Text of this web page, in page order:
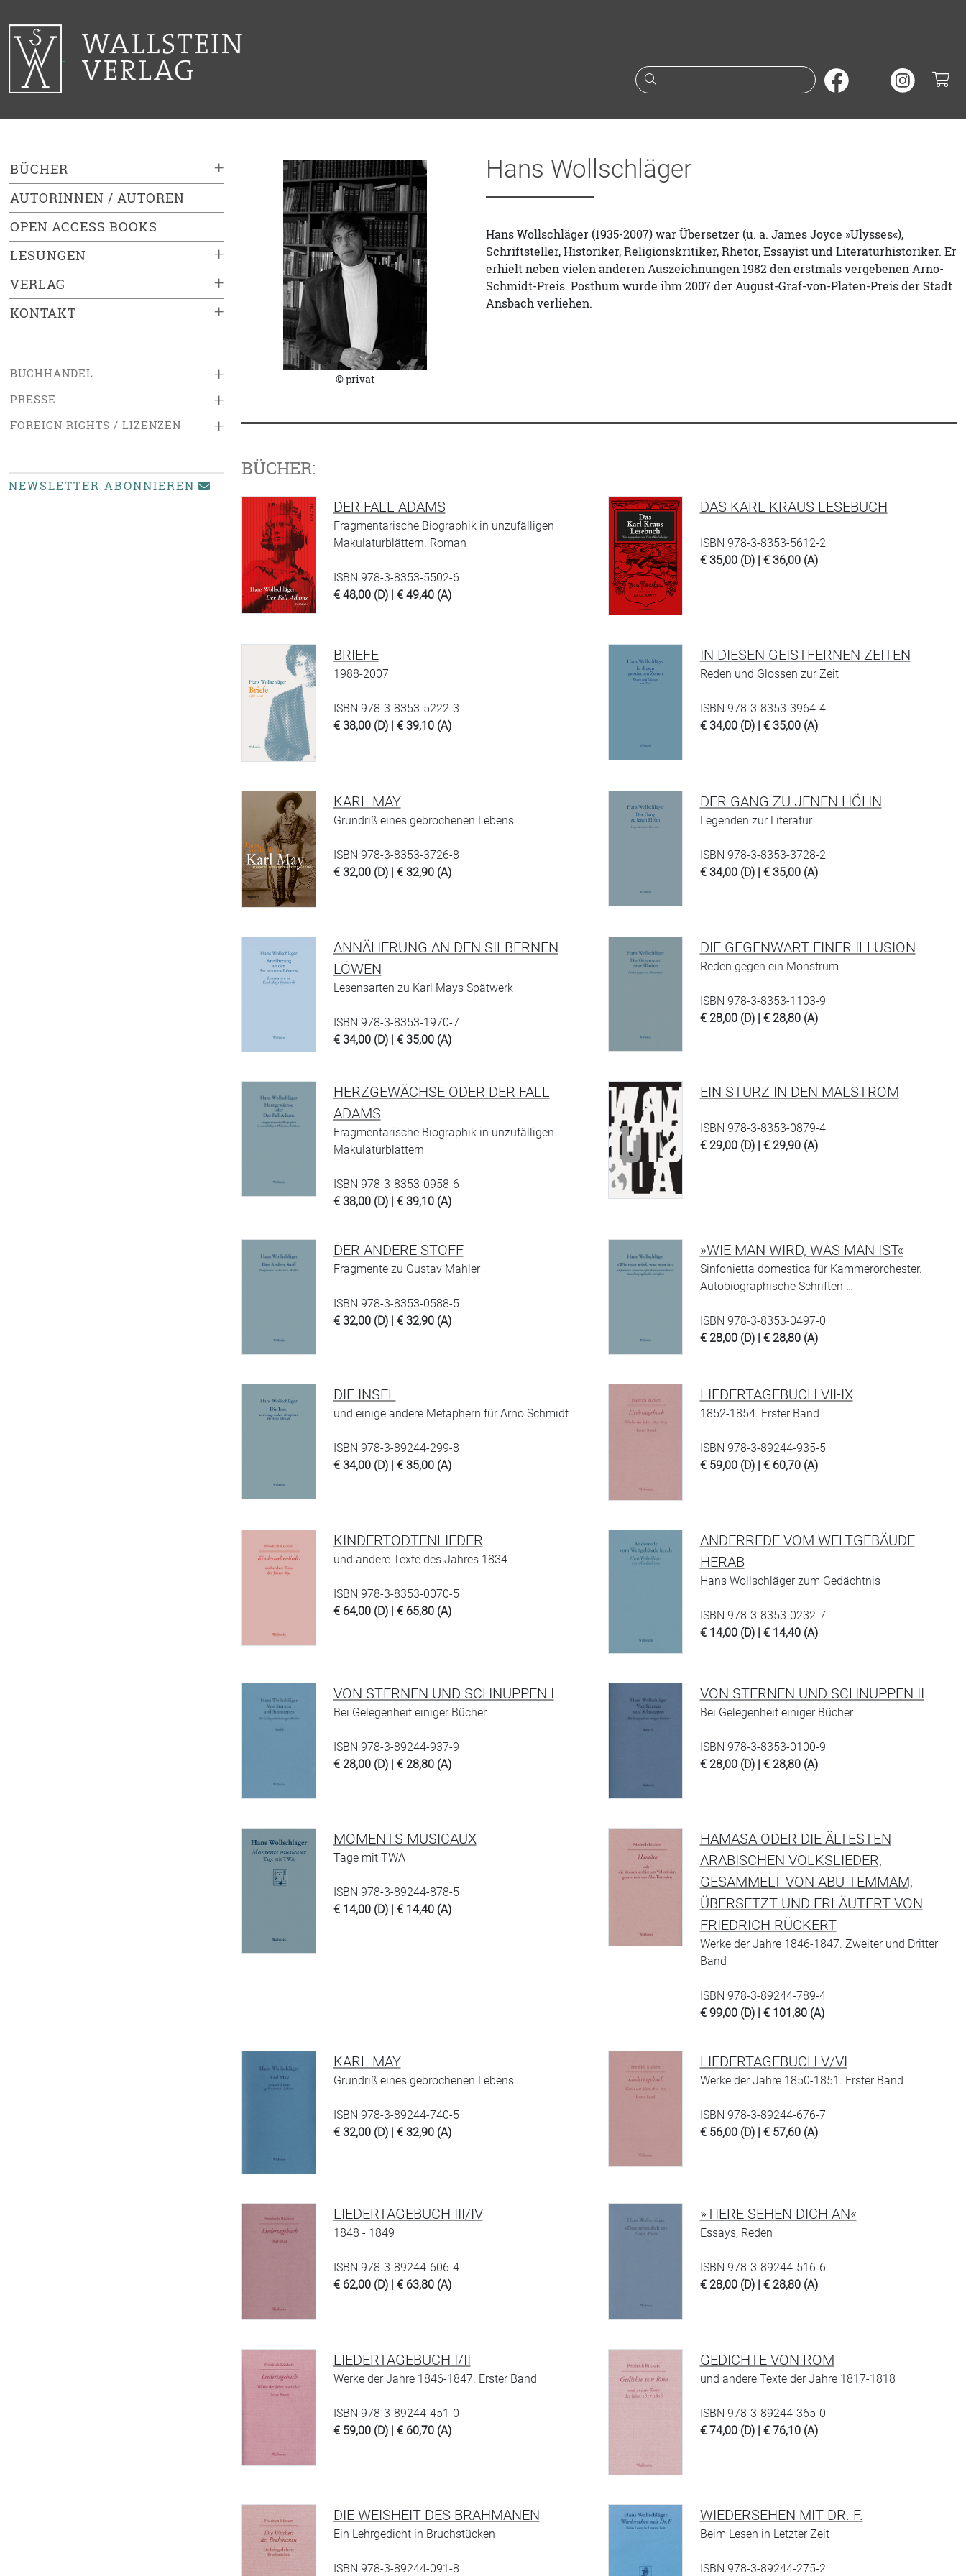
Suche nach Büchern oder
+
BÜCHER
AUTORINNEN / AUTOREN
OPEN ACCESS BOOKS
+
LESUNGEN
+
VERLAG
+
KONTAKT
+
BUCHHANDEL
+
PRESSE
+
FOREIGN RIGHTS / LIZENZEN
NEWSLETTER ABONNIEREN
© privat
Hans Wollschläger
Hans Wollschläger (1935-2007) war Übersetzer (u. a. James Joyce »Ulysses«),
Schriftsteller, Historiker, Religionskritiker, Rhetor, Essayist und Literaturhistoriker. Er
erhielt neben vielen anderen Auszeichnungen 1982 den erstmals vergebenen Arno-
Schmidt-Preis. Posthum wurde ihm 2007 der August-Graf-von-Platen-Preis der Stadt
Ansbach verliehen.
BÜCHER:
DER FALL ADAMS
Fragmentarische Biographik in unzufälligen
Makulaturblättern. Roman
ISBN 978-3-8353-5502-6
€ 48,00 (D) | € 49,40 (A)
DAS KARL KRAUS LESEBUCH
ISBN 978-3-8353-5612-2
€ 35,00 (D) | € 36,00 (A)
BRIEFE
1988-2007
ISBN 978-3-8353-5222-3
€ 38,00 (D) | € 39,10 (A)
IN DIESEN GEISTFERNEN ZEITEN
Reden und Glossen zur Zeit
ISBN 978-3-8353-3964-4
€ 34,00 (D) | € 35,00 (A)
KARL MAY
Grundriß eines gebrochenen Lebens
ISBN 978-3-8353-3726-8
€ 32,00 (D) | € 32,90 (A)
DER GANG ZU JENEN HÖHN
Legenden zur Literatur
ISBN 978-3-8353-3728-2
€ 34,00 (D) | € 35,00 (A)
ANNÄHERUNG AN DEN SILBERNEN
LÖWEN
Lesensarten zu Karl Mays Spätwerk
ISBN 978-3-8353-1970-7
€ 34,00 (D) | € 35,00 (A)
DIE GEGENWART EINER ILLUSION
Reden gegen ein Monstrum
ISBN 978-3-8353-1103-9
€ 28,00 (D) | € 28,80 (A)
HERZGEWÄCHSE ODER DER FALL
ADAMS
Fragmentarische Biographik in unzufälligen
Makulaturblättern
ISBN 978-3-8353-0958-6
€ 38,00 (D) | € 39,10 (A)
EIN STURZ IN DEN MALSTROM
ISBN 978-3-8353-0879-4
€ 29,00 (D) | € 29,90 (A)
DER ANDERE STOFF
Fragmente zu Gustav Mahler
ISBN 978-3-8353-0588-5
€ 32,00 (D) | € 32,90 (A)
»WIE MAN WIRD, WAS MAN IST«
Sinfonietta domestica für Kammerorchester.
Autobiographische Schriften …
ISBN 978-3-8353-0497-0
€ 28,00 (D) | € 28,80 (A)
DIE INSEL
und einige andere Metaphern für Arno Schmidt
ISBN 978-3-89244-299-8
€ 34,00 (D) | € 35,00 (A)
LIEDERTAGEBUCH VII-IX
1852-1854. Erster Band
ISBN 978-3-89244-935-5
€ 59,00 (D) | € 60,70 (A)
KINDERTODTENLIEDER
und andere Texte des Jahres 1834
ISBN 978-3-8353-0070-5
€ 64,00 (D) | € 65,80 (A)
ANDERREDE VOM WELTGEBÄUDE
HERAB
Hans Wollschläger zum Gedächtnis
ISBN 978-3-8353-0232-7
€ 14,00 (D) | € 14,40 (A)
VON STERNEN UND SCHNUPPEN I
Bei Gelegenheit einiger Bücher
ISBN 978-3-89244-937-9
€ 28,00 (D) | € 28,80 (A)
VON STERNEN UND SCHNUPPEN II
Bei Gelegenheit einiger Bücher
ISBN 978-3-8353-0100-9
€ 28,00 (D) | € 28,80 (A)
MOMENTS MUSICAUX
Tage mit TWA
ISBN 978-3-89244-878-5
€ 14,00 (D) | € 14,40 (A)
HAMASA ODER DIE ÄLTESTEN
ARABISCHEN VOLKSLIEDER,
GESAMMELT VON ABU TEMMAM,
ÜBERSETZT UND ERLÄUTERT VON
FRIEDRICH RÜCKERT
Werke der Jahre 1846-1847. Zweiter und Dritter
Band
ISBN 978-3-89244-789-4
€ 99,00 (D) | € 101,80 (A)
KARL MAY
Grundriß eines gebrochenen Lebens
ISBN 978-3-89244-740-5
€ 32,00 (D) | € 32,90 (A)
LIEDERTAGEBUCH V/VI
Werke der Jahre 1850-1851. Erster Band
ISBN 978-3-89244-676-7
€ 56,00 (D) | € 57,60 (A)
LIEDERTAGEBUCH III/IV
1848 - 1849
ISBN 978-3-89244-606-4
€ 62,00 (D) | € 63,80 (A)
»TIERE SEHEN DICH AN«
Essays, Reden
ISBN 978-3-89244-516-6
€ 28,00 (D) | € 28,80 (A)
LIEDERTAGEBUCH I/II
Werke der Jahre 1846-1847. Erster Band
ISBN 978-3-89244-451-0
€ 59,00 (D) | € 60,70 (A)
GEDICHTE VON ROM
und andere Texte der Jahre 1817-1818
ISBN 978-3-89244-365-0
€ 74,00 (D) | € 76,10 (A)
DIE WEISHEIT DES BRAHMANEN
Ein Lehrgedicht in Bruchstücken
ISBN 978-3-89244-091-8
WIEDERSEHEN MIT DR. F.
Beim Lesen in Letzter Zeit
ISBN 978-3-89244-275-2